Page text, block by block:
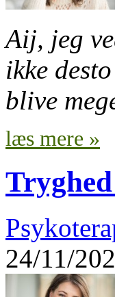
Aij, jeg
ikke
blive
læs mere »
24/11/